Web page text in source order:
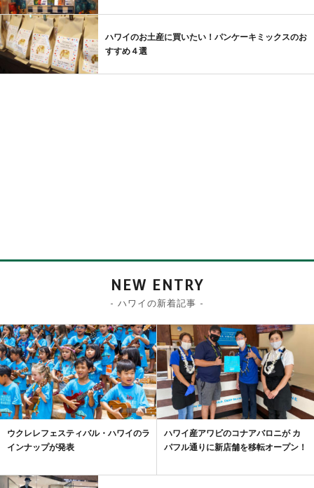
ハワイのお土産に買いたい！パンケーキミックスのお
すすめ４選
NEW ENTRY
- ハワイの新着記事 -
ウクレレフェスティバル・ハワイのラ
インナップが発表
ハワイ産アワビのコナアバロニが カ
パフル通りに新店舗を移転オープン！